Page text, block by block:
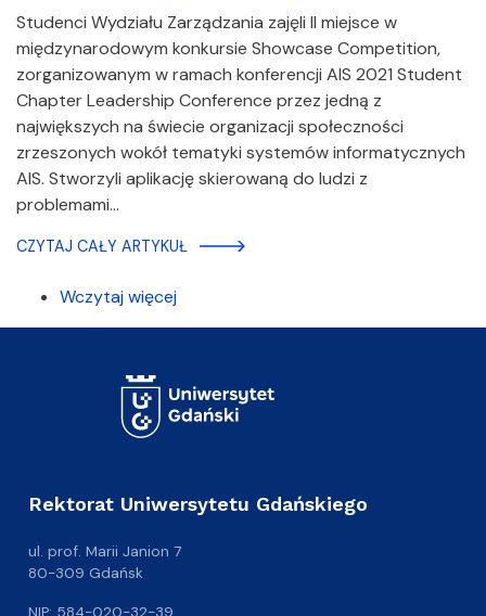
Studenci Wydziału Zarządzania zajęli II miejsce w
międzynarodowym konkursie Showcase Competition,
zorganizowanym w ramach konferencji AIS 2021 Student
Chapter Leadership Conference przez jedną z
największych na świecie organizacji społeczności
zrzeszonych wokół tematyki systemów informatycznych
AIS. Stworzyli aplikację skierowaną do ludzi z
problemami…
CZYTAJ CAŁY ARTYKUŁ
Wczytaj więcej
Rektorat Uniwersytetu Gdańskiego
ul. prof. Marii Janion 7
80-309 Gdańsk